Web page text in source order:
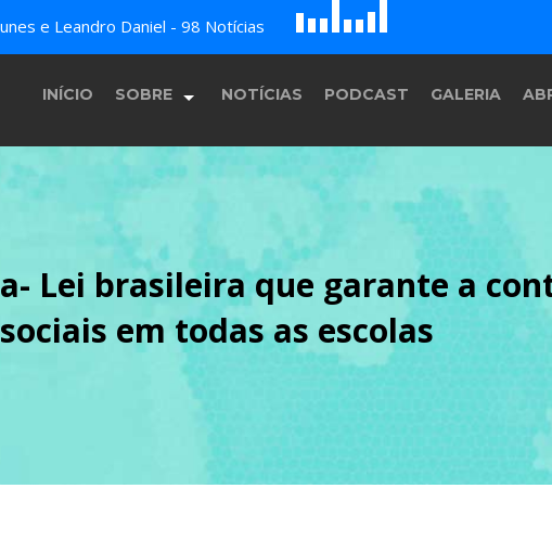
e Leandro Daniel - 98 Notícias B c
E F
INÍCIO SOBRE
História
Equipe
Programação
NOTÍCIAS PODCAST GALERIA
Lei brasileira que garante a
em todas as escolas